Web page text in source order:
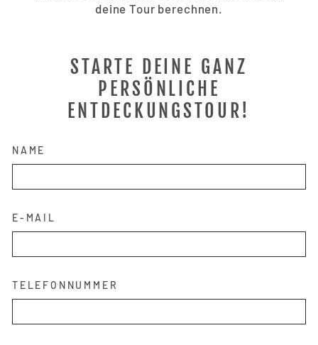
deine Tour berechnen.
STARTE DEINE GANZ
PERSÖNLICHE
ENTDECKUNGSTOUR!
NAME
E-MAIL
TELEFONNUMMER
Anmeldung erforderlich